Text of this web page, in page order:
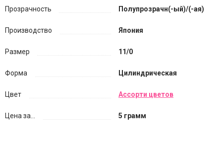
Прозрачность Полупрозрачн(-ый)/(-ая)
Производство Япония
Размер 11/0
Форма Цилиндрическая
Цвет Ассорти цветов
Цена за... 5 грамм